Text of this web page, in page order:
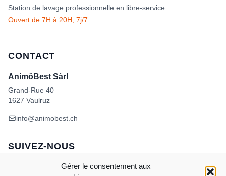
Gérer le consentement aux
Station de lavage professionnelle en libre-service.
Ouvert de 7H à 20H, 7j/7
CONTACT
AnimôBest Sàrl
Grand-Rue 40
1627 Vaulruz
info@animobest.ch
SUIVEZ-NOUS